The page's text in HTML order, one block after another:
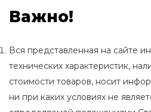
Важно!
Вся представленная на сайте
технических характеристик,
стоимости товаров, носит
ни при каких условиях не